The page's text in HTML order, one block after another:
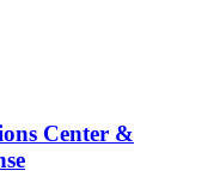
Center &